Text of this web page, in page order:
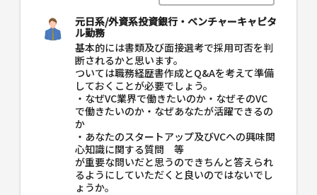
元日系/外資系投資銀行・ベンチャーキャピタ
ル勤務
基本的には書類及び面接選考で採用可否を判
断されるかと思います。
ついては職務経歴書作成とQ&Aを考えて準備
しておくことが必要でしょう。
・なぜVC業界で働きたいのか・なぜそのVC
で働きたいのか・なぜあなたが活躍できるの
か
・あなたのスタートアップ及びVCへの興味関
心知識に関する質問 等
が重要な問いだと思うのできちんと答えられ
るようにしていただくと良いのではないでし
ょうか。